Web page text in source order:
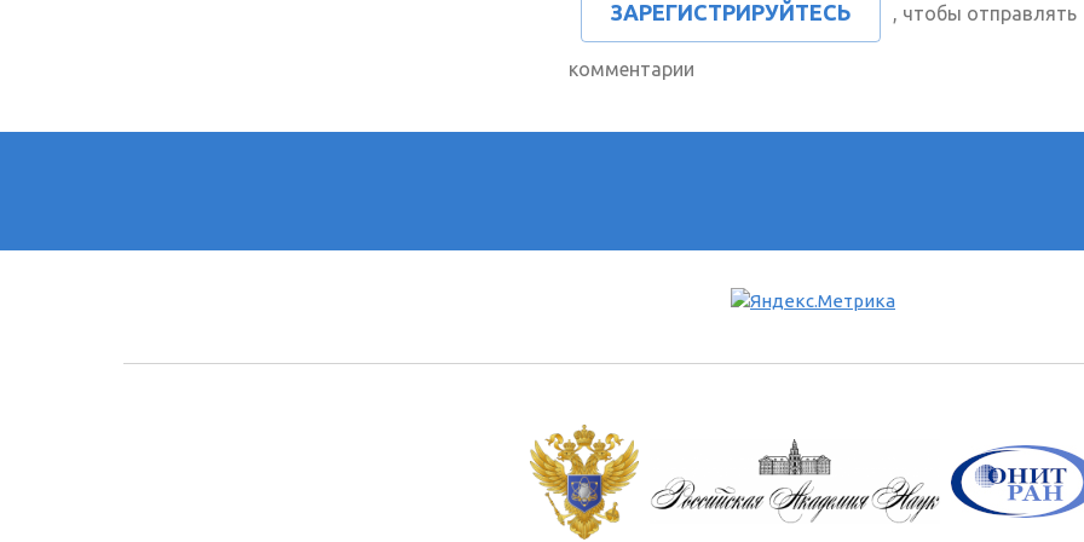
ЗАРЕГИСТРИРУЙТЕСЬ , чтобы отправлять
комментарии